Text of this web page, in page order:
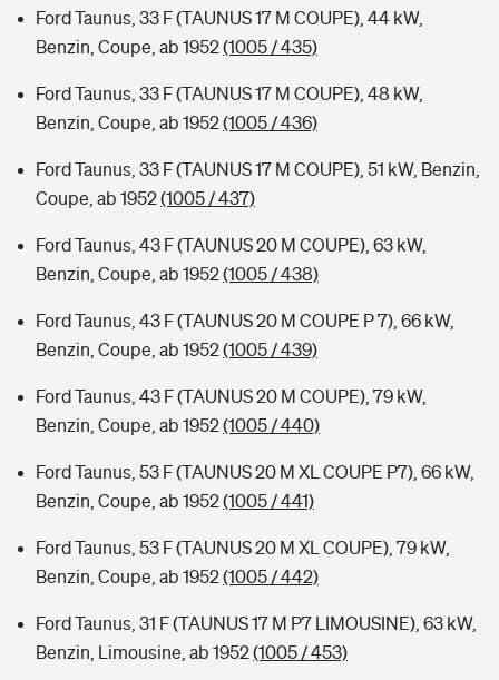
Ford Taunus, 33 F (TAUNUS 17 M COUPE), 44 kW,
Benzin, Coupe, ab 1952(1005 / 435)
Ford Taunus, 33 F (TAUNUS 17 M COUPE), 48 kW,
Benzin, Coupe, ab 1952(1005 / 436)
Ford Taunus, 33 F (TAUNUS 17 M COUPE), 51 kW, Benzin,
Coupe, ab 1952(1005 / 437)
Ford Taunus, 43 F (TAUNUS 20 M COUPE), 63 kW,
Benzin, Coupe, ab 1952(1005 / 438)
Ford Taunus, 43 F (TAUNUS 20 M COUPE P 7), 66 kW,
Benzin, Coupe, ab 1952(1005 / 439)
Ford Taunus, 43 F (TAUNUS 20 M COUPE), 79 kW,
Benzin, Coupe, ab 1952(1005 / 440)
Ford Taunus, 53 F (TAUNUS 20 M XL COUPE P7), 66 kW,
Benzin, Coupe, ab 1952(1005 / 441)
Ford Taunus, 53 F (TAUNUS 20 M XL COUPE), 79 kW,
Benzin, Coupe, ab 1952(1005 / 442)
Ford Taunus, 31 F (TAUNUS 17 M P7 LIMOUSINE), 63 kW,
Benzin, Limousine, ab 1952(1005 / 453)